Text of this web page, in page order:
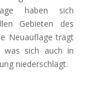
haben sich
Gebieten des
Neuauflage trägt
was sich auch in
niederschlägt.